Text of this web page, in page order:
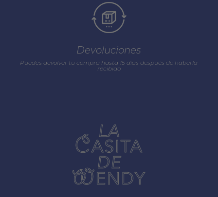
Devoluciones
Puedes devolver tu compra hasta 15 días después de haberla
recibido